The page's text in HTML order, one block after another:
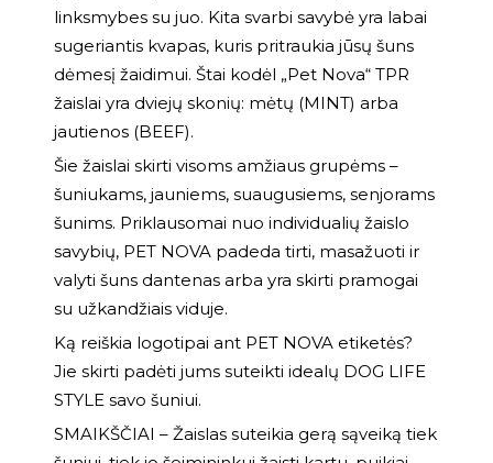
linksmybes su juo. Kita svarbi savybė yra labai
sugeriantis kvapas, kuris pritraukia jūsų šuns
dėmesį žaidimui. Štai kodėl „Pet Nova“ TPR
žaislai yra dviejų skonių: mėtų (MINT) arba
jautienos (BEEF).
Šie žaislai skirti visoms amžiaus grupėms –
šuniukams, jauniems, suaugusiems, senjorams
šunims. Priklausomai nuo individualių žaislo
savybių, PET NOVA padeda tirti, masažuoti ir
valyti šuns dantenas arba yra skirti pramogai
su užkandžiais viduje.
Ką reiškia logotipai ant PET NOVA etiketės?
Jie skirti padėti jums suteikti idealų DOG LIFE
STYLE savo šuniui.
SMAIKŠČIAI – Žaislas suteikia gerą sąveiką tiek